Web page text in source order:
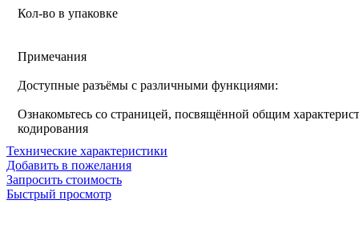
Кол-во в упаковке
Примечания
Доступные разъёмы с различными функциями:
Ознакомьтесь со страницей, посвящённой общим
кодирования
Технические характеристики
Добавить в пожелания
Запросить стоимость
Быстрый просмотр